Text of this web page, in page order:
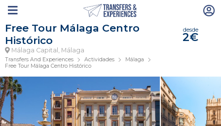
Free Tour Málaga Centro
Histórico
Málaga Capital, Málaga
desde
2€
Transfers And Experiences Actividades
Málaga
Free Tour Málaga Centro Histórico